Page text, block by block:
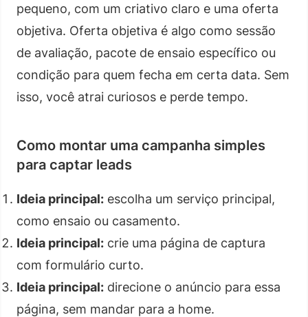
pequeno, com um criativo claro e uma oferta
objetiva. Oferta objetiva é algo como sessão
de avaliação, pacote de ensaio específico ou
condição para quem fecha em certa data. Sem
isso, você atrai curiosos e perde tempo.
Como montar uma campanha simples
para captar leads
Ideia principal: escolha um serviço principal,
como ensaio ou casamento.
Ideia principal: crie uma página de captura
com formulário curto.
Ideia principal: direcione o anúncio para essa
página, sem mandar para a home.